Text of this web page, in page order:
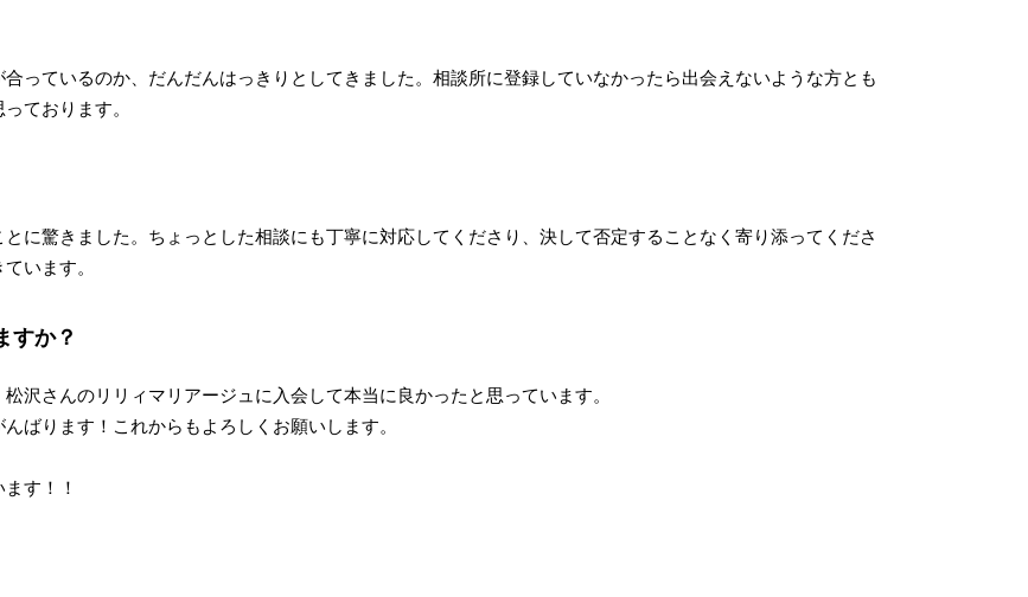
っているのか、だんだんはっきりとしてきました。相談所に登録していなかったら出会えないような方とも
ております。
に驚きました。ちょっとした相談にも丁寧に対応してくださり、決して否定することなく寄り添ってくださ
います。
すか？
沢さんのリリィマリアージュに入会して本当に良かったと思っています。
ばります！これからもよろしくお願いします。
す！！